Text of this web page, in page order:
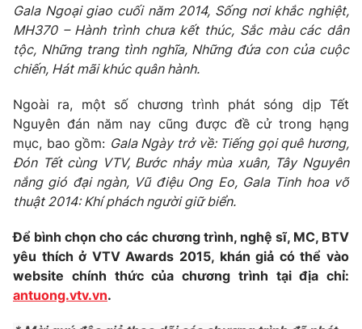
Thị trường
Tư vấn
Lịch phát sóng
Chuyên mục khác
Emagazine Podcast
Photo Infographic
Video Shorts video
VTV Money VTV Thể thao
VTV Sức khoẻ Bất động sản
Gala Ngoại giao cuối năm 2014, Sống nơi khắc nghiệt,
MH370 – Hành trình chưa kết thúc, Sắc màu các dân
tộc, Những trang tình nghĩa, Những đứa con của cuộc
chiến, Hát mãi khúc quân hành.
Ngoài ra, một số chương trình phát sóng dịp Tết
Nguyên đán năm nay cũng được đề cử trong hạng
mục, bao gồm: Gala Ngày trở về: Tiếng gọi quê hương,
Đón Tết cùng VTV, Bước nhảy mùa xuân, Tây Nguyên
nắng gió đại ngàn, Vũ điệu Ong Eo, Gala Tinh hoa võ
thuật 2014: Khí phách người giữ biển.
Để bình chọn cho các chương trình, nghệ sĩ, MC, BTV
yêu thích ở VTV Awards 2015, khán giả có thể vào
website chính thức của chương trình tại địa chỉ:
antuong.vtv.vn.